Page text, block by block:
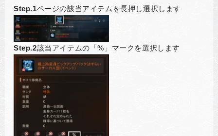
Step.1ページの該当アイテムを長押し選択します
Step.2該当アイテムの「%」マークを選択します